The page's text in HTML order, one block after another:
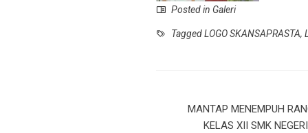
Posted in Galeri
TaggedLOGO SKANSAPRASTA,
MANTAP MENEMPUH
KELAS XII SMK